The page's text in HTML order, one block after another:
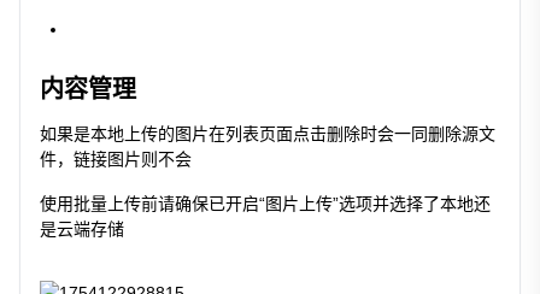
内容管理
如果是本地上传的图片在列表页面点击删除时会一同删除源文
件，链接图片则不会
使用批量上传前请确保已开启“图片上传”选项并选择了本地还
是云端存储